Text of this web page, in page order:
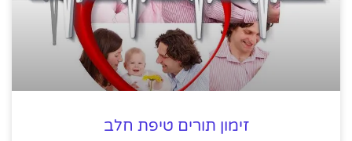
זימון תורים טיפת חלב